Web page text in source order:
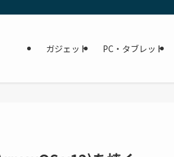
ガジェット PC・タブレット